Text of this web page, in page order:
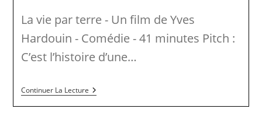
publication :
La vie par terre - Un film de Yves
Hardouin - Comédie - 41 minutes Pitch :
C’est l’histoire d’une…
Continuer La LectureFestival
Armoricourt
–